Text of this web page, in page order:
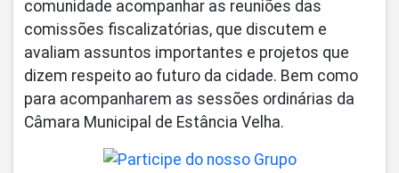
comunidade acompanhar as reuniões das
comissões fiscalizatórias, que discutem e
avaliam assuntos importantes e projetos que
dizem respeito ao futuro da cidade. Bem como
para acompanharem as sessões ordinárias da
Câmara Municipal de Estância Velha.